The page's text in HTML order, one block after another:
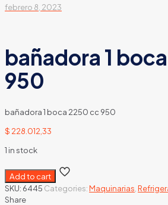
febrero 8, 2023
bañadora 1
950
bañadora 1 boca 2250 cc 950
$ 228.012,33
1 in stock
Add to cart
SKU: 6445 Categories:Maquinarias
Share